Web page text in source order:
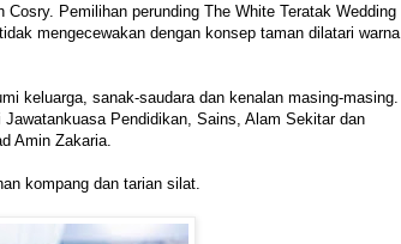
Pemilihan perunding The White Teratak Wedding
mengecewakan dengan konsep taman dilatari warna
keluarga, sanak-saudara dan kenalan masing-masing.
Pendidikan, Sains, Alam Sekitar dan
Amin Zakaria.
kompang dan tarian silat.